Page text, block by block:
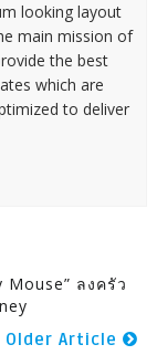
looking layout
main mission of
the best
which are
to deliver
Mouse” ลงครัว
Older Article